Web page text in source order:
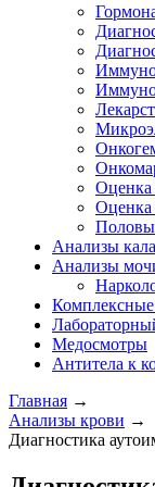
Оценка
Оценка
Анализы кала
Анализы
Комплексные
Медосмотры
Антитела к
Главная →
Анализы крови →
Диагностика